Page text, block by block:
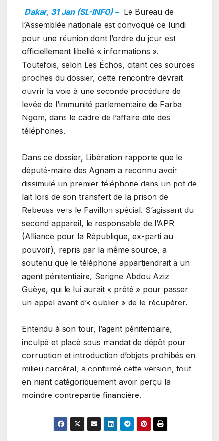
Dakar, 31 Jan (SL-INFO) – Le Bureau de
l’Assemblée nationale est convoqué ce lundi
pour une réunion dont l’ordre du jour est
officiellement libellé « informations ».
Toutefois, selon Les Échos, citant des sources
proches du dossier, cette rencontre devrait
ouvrir la voie à une seconde procédure de
levée de l’immunité parlementaire de Farba
Ngom, dans le cadre de l’affaire dite des
téléphones.
Dans ce dossier, Libération rapporte que le
député-maire des Agnam a reconnu avoir
dissimulé un premier téléphone dans un pot de
lait lors de son transfert de la prison de
Rebeuss vers le Pavillon spécial. S’agissant du
second appareil, le responsable de l’APR
(Alliance pour la République, ex-parti au
pouvoir), repris par la même source, a
soutenu que le téléphone appartiendrait à un
agent pénitentiaire, Serigne Abdou Aziz
Guèye, qui le lui aurait « prêté » pour passer
un appel avant d’« oublier » de le récupérer.
Entendu à son tour, l’agent pénitentiaire,
inculpé et placé sous mandat de dépôt pour
corruption et introduction d’objets prohibés en
milieu carcéral, a confirmé cette version, tout
en niant catégoriquement avoir perçu la
moindre contrepartie financière.